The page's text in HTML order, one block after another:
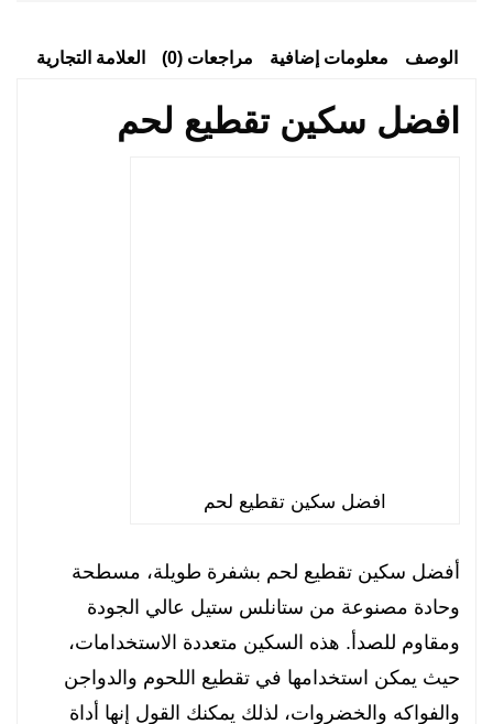
الوصف معلومات إضافية مراجعات (0) العلامة التجارية
افضل سكين تقطيع لحم
افضل سكين تقطيع لحم
أفضل سكين تقطيع لحم بشفرة طويلة، مسطحة
وحادة مصنوعة من ستانلس ستيل عالي الجودة
ومقاوم للصدأ. هذه السكين متعددة الاستخدامات،
حيث يمكن استخدامها في تقطيع اللحوم والدواجن
والفواكه والخضروات، لذلك يمكنك القول إنها أداة